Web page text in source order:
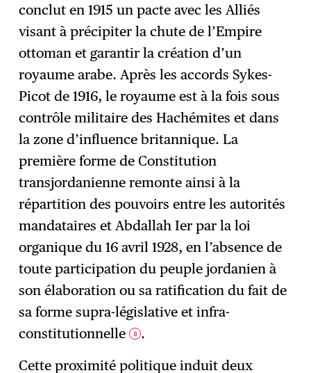
conclut en 1915 un pacte avec les Alliés
visant à précipiter la chute de l’Empire
ottoman et garantir la création d’un
royaume arabe. Après les accords Sykes-
Picot de 1916, le royaume est à la fois sous
contrôle militaire des Hachémites et dans
la zone d’influence britannique. La
première forme de Constitution
transjordanienne remonte ainsi à la
répartition des pouvoirs entre les autorités
mandataires et Abdallah Ier par la loi
organique du 16 avril 1928, en l’absence de
toute participation du peuple jordanien à
son élaboration ou sa ratification du fait de
sa forme supra-législative et infra-
constitutionnelle 8 .
Cette proximité politique induit deux